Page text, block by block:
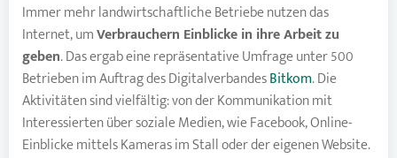
Immer mehr landwirtschaftliche Betriebe nutzen das
Internet, umVerbrauchern Einblicke in ihre Arbeit zu
geben. Das ergab eine repräsentative Umfrage unter 500
Betrieben im Auftrag des DigitalverbandesBitkom. Die
Aktivitäten sind vielfältig: von der Kommunikation mit
Interessierten über soziale Medien, wie Facebook, Online-
Einblicke mittels Kameras im Stall oder der eigenen Website.